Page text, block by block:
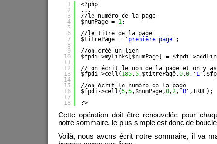
1
2
3
4
5
6
7
8
9
10
11
12
13
14
15
16
17
18
<?php
...
//le numéro de la page
$numPage = 1 ;
//le titre de la page
$titrePage =
'première page' ;
//on créé un lien
$fpdi->myLinks[$numPage] = $fpdi-
// on écrit le nom de la page et on y
$fpdi->cell( 185,5,$titrePage,0,0, 'L'
//on écrit le numéro de la page
$fpdi->cell(5,5,$numPage,0, 2, 'R' ,TRUE);
?>
Cette opération doit être renouvelée pour
notre sommaire, le plus simple est donc de
Voilà, nous avons écrit notre sommaire, il va